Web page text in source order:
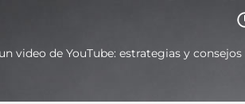
video de YouTube: estrategias y consejos